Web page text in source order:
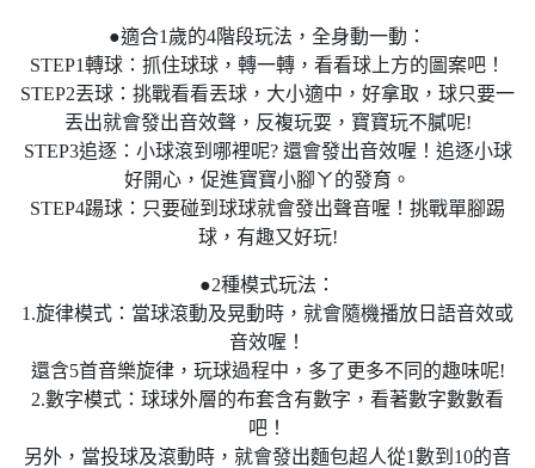
●適合1歲的4階段玩法，全身動一動：
STEP1轉球：抓住球球，轉一轉，看看球上方的圖案吧！
STEP2丟球：挑戰看看丟球，大小適中，好拿取，球只要一
丟出就會發出音效聲，反複玩耍，寶寶玩不膩呢!
STEP3追逐：小球滾到哪裡呢? 還會發出音效喔！追逐小球
好開心，促進寶寶小腳ㄚ的發育。
STEP4踼球：只要碰到球球就會發出聲音喔！挑戰單腳踢
球，有趣又好玩!
●2種模式玩法：
1.旋律模式：當球滾動及晃動時，就會隨機播放日語音效或
音效喔！
還含5首音樂旋律，玩球過程中，多了更多不同的趣味呢!
2.數字模式：球球外層的布套含有數字，看著數字數數看
吧！
另外，當投球及滾動時，就會發出麵包超人從1數到10的音